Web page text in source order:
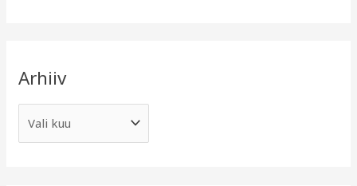
Arhiiv